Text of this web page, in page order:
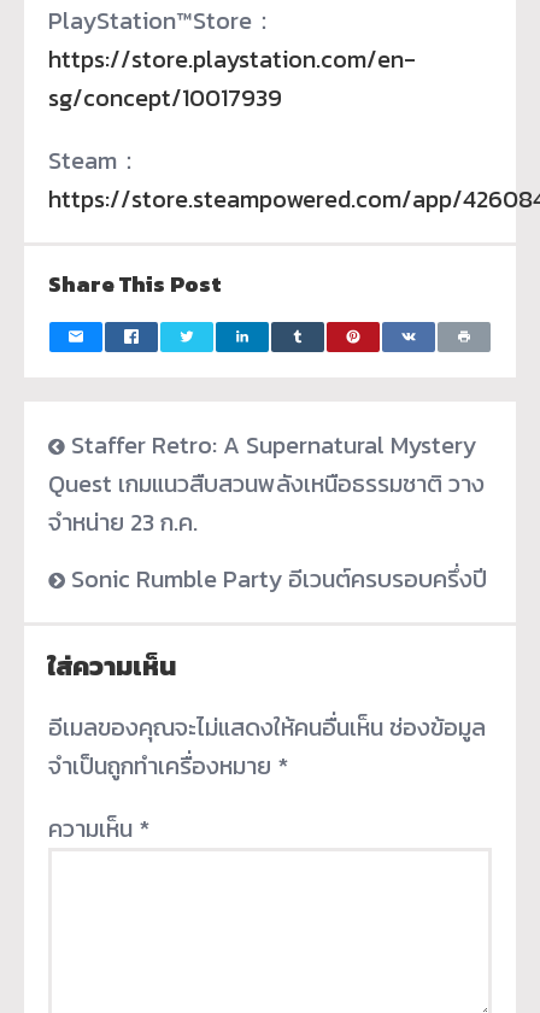
PlayStation™Store：
https://store.playstation.com/en-
sg/concept/10017939
Steam：
https://store.steampowered.com/app/
Share This Post
Staffer Retro: A Supernatural Mystery
Quest เกมแนวสืบสวนพลังเหนือธรรมชาติ วาง
จำหน่าย 23 ก.ค.
Sonic Rumble Party อีเวนต์ครบรอบครึ่งปี
ใส่ความเห็น
อีเมลของคุณจะไม่แสดงให้คนอื่นเห็น ช่องข้อมูล
จำเป็นถูกทำเครื่องหมาย *
ความเห็น *